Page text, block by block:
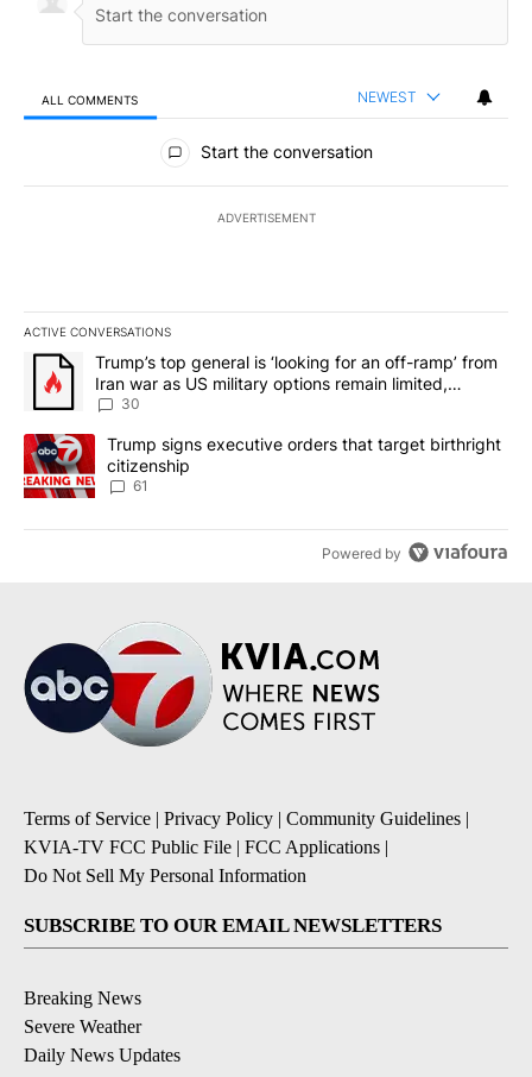
ALL COMMENTS NEWEST
All Comments
Start the conversation
ADVERTISEMENT
ACTIVE CONVERSATIONS
The following is a list of the most commented articles in the last
A trending article titled "Trump’s top general is ‘looking for an
Trump’s top general is ‘looking for an off-ramp’ from
Iran war as US military options remain limited,
sources say
30
A trending article titled "Trump signs executive orders that
Trump signs executive orders that target birthright
citizenship
61
Powered by
Terms of Service | Privacy Policy | Community Guidelines |
KVIA-TV FCC Public File | FCC Applications |
Do Not Sell My Personal Information
SUBSCRIBE TO OUR EMAIL NEWSLETTERS
Breaking News
Severe Weather
Daily News Updates